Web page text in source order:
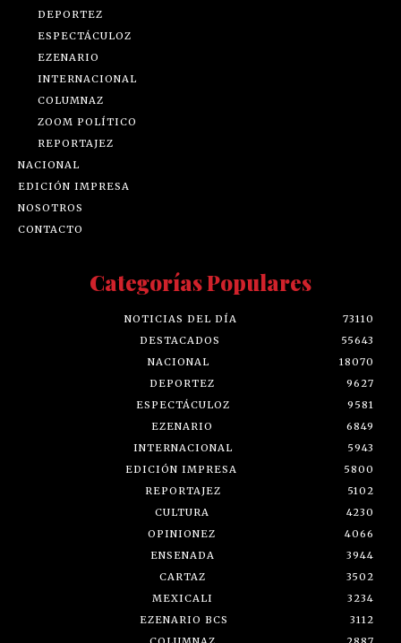
DEPORTEZ
ESPECTÁCULOZ
EZENARIO
INTERNACIONAL
COLUMNAZ
ZOOM POLÍTICO
REPORTAJEZ
NACIONAL
EDICIÓN IMPRESA
NOSOTROS
CONTACTO
Categorías Populares
NOTICIAS DEL DÍA
73110
DESTACADOS
55643
NACIONAL
18070
DEPORTEZ
9627
ESPECTÁCULOZ
9581
EZENARIO
6849
INTERNACIONAL
5943
EDICIÓN IMPRESA
5800
REPORTAJEZ
5102
CULTURA
4230
OPINIONEZ
4066
ENSENADA
3944
CARTAZ
3502
MEXICALI
3234
EZENARIO BCS
3112